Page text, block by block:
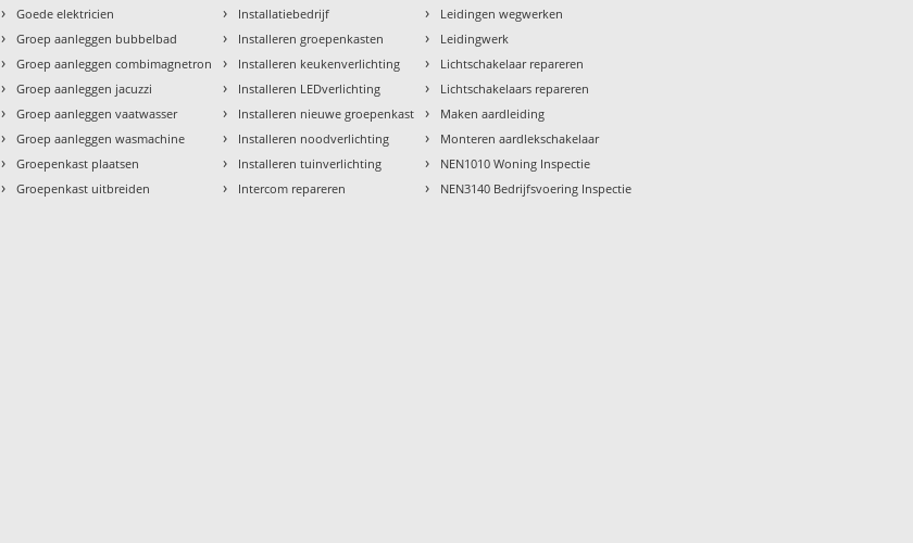
› Goede elektricien
› Groep aanleggen bubbelbad
› Groep aanleggen combimagnetron
› Groep aanleggen jacuzzi
› Groep aanleggen vaatwasser
› Groep aanleggen wasmachine
› Groepenkast plaatsen
› Groepenkast uitbreiden
› Installatiebedrijf
› Installeren groepenkasten
› Installeren keukenverlichting
› Installeren LEDverlichting
› Installeren nieuwe groepenkast
› Installeren noodverlichting
› Installeren tuinverlichting
› Intercom repareren
› Leidingen wegwerken
› Leidingwerk
› Lichtschakelaar repareren
› Lichtschakelaars repareren
› Maken aardleiding
› Monteren aardlekschakelaar
› NEN1010 Woning Inspectie
› NEN3140 Bedrijfsvoering Inspectie